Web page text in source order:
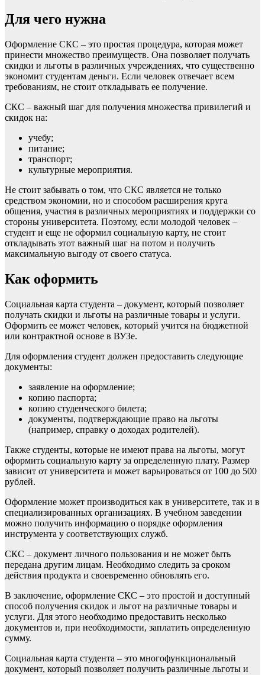
Для чего нужна
Оформление СКС – это простая процедура, которая может
принести множество преимуществ. Она позволяет получать
скидки и льготы в различных учреждениях, что существенно
экономит студентам деньги. Если человек отвечает всем
требованиям, не стоит откладывать ее получение.
СКС – важный шаг для получения множества привилегий и
скидок на:
учебу;
питание;
транспорт;
культурные мероприятия.
Не стоит забывать о том, что СКС является не только
средством экономии, но и способом расширения круга
общения, участия в различных мероприятиях и поддержки со
стороны университета. Поэтому, если молодой человек –
студент и еще не оформил социальную карту, не стоит
откладывать этот важный шаг на потом и получить
максимальную выгоду от своего статуса.
Как оформить
Социальная карта студента – документ, который позволяет
получать скидки и льготы на различные товары и услуги.
Оформить ее может человек, который учится на бюджетной
или контрактной основе в ВУЗе.
Для оформления студент должен предоставить следующие
документы:
заявление на оформление;
копию паспорта;
копию студенческого билета;
документы, подтверждающие право на льготы
(например, справку о доходах родителей).
Также студенты, которые не имеют права на льготы, могут
оформить социальную карту за определенную плату. Размер
зависит от университета и может варьироваться от 100 до 500
рублей.
Оформление может производиться как в университете, так и в
специализированных организациях. В учебном заведении
можно получить информацию о порядке оформления
инструмента у соответствующих служб.
СКС – документ личного пользования и не может быть
передана другим лицам. Необходимо следить за сроком
действия продукта и своевременно обновлять его.
В заключение, оформление СКС – это простой и доступный
способ получения скидок и льгот на различные товары и
услуги. Для этого необходимо предоставить несколько
документов и, при необходимости, заплатить определенную
сумму.
Социальная карта студента – это многофункциональный
документ, который позволяет получить различные льготы и